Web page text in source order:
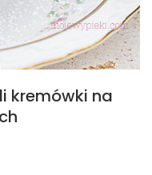
kremówki na